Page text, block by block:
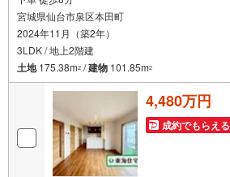
宮城県仙台市泉区本田町
2024年11月（築2年）
3LDK / 地上2階建
土地175.38m2 /建物 101.85m2
4,480万円
成約でもらえる